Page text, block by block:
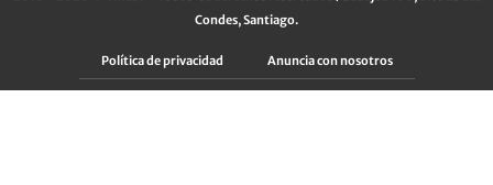
Condes, Santiago.
Política de privacidad Anuncia con nosotros